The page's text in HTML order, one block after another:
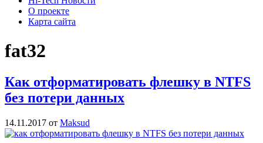
О проекте
Карта сайта
fat32
Как отформатировать флешку в NTFS
без потери данных
14.11.2017 от Maksud